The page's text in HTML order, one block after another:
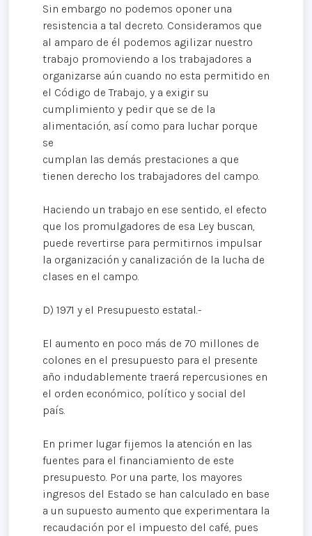
Sin embargo no podemos oponer una
resistencia a tal decreto. Consideramos que
al amparo de él podemos agilizar nuestro
trabajo promoviendo a los trabajadores a
organizarse aún cuando no esta permitido en
el Código de Trabajo, y a exigir su
cumplimiento y pedir que se de la
alimentación, así como para luchar porque
se
cumplan las demás prestaciones a que
tienen derecho los trabajadores del campo.
Haciendo un trabajo en ese sentido, el efecto
que los promulgadores de esa Ley buscan,
puede revertirse para permitirnos impulsar
la organización y canalización de la lucha de
clases en el campo.
D) 1971 y el Presupuesto estatal.-
El aumento en poco más de 70 millones de
colones en el presupuesto para el presente
año indudablemente traerá repercusiones en
el orden económico, político y social del
país.
En primer lugar fijemos la atención en las
fuentes para el financiamiento de este
presupuesto. Por una parte, los mayores
ingresos del Estado se han calculado en base
a un supuesto aumento que experimentara la
recaudación por el impuesto del café, pues